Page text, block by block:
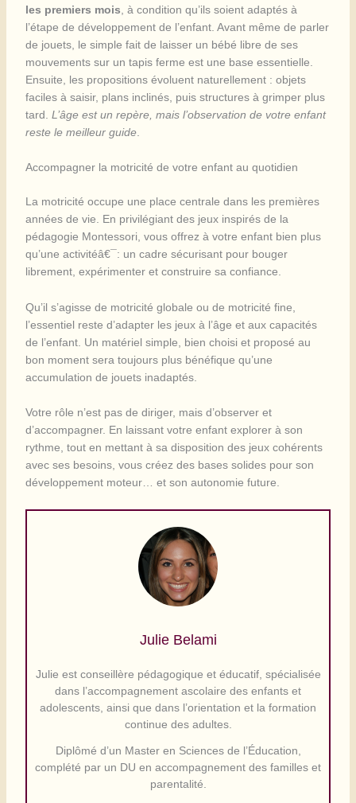
les premiers mois , à condition qu’ils soient adaptés à
l’étape de développement de l’enfant. Avant même de parler
de jouets, le simple fait de laisser un bébé libre de ses
mouvements sur un tapis ferme est une base essentielle.
Ensuite, les propositions évoluent naturellement : objets
faciles à saisir, plans inclinés, puis structures à grimper plus
tard. L’âge est un repère, mais l’observation de votre enfant
reste le meilleur guide.
Accompagner la motricité de votre enfant au quotidien
La motricité occupe une place centrale dans les premières
années de vie. En privilégiant des jeux inspirés de la
pédagogie Montessori, vous offrez à votre enfant bien plus
qu’une activitéâ€¯: un cadre sécurisant pour bouger
librement, expérimenter et construire sa confiance.
Qu’il s’agisse de motricité globale ou de motricité fine,
l’essentiel reste d’adapter les jeux à l’âge et aux capacités
de l’enfant. Un matériel simple, bien choisi et proposé au
bon moment sera toujours plus bénéfique qu’une
accumulation de jouets inadaptés.
Votre rôle n’est pas de diriger, mais d’observer et
d’accompagner. En laissant votre enfant explorer à son
rythme, tout en mettant à sa disposition des jeux cohérents
avec ses besoins, vous créez des bases solides pour son
développement moteur… et son autonomie future.
Julie Belami
Julie est conseillère pédagogique et éducatif, spécialisée
dans l’accompagnement ascolaire des enfants et
adolescents, ainsi que dans l’orientation et la formation
continue des adultes.
Diplômé d’un Master en Sciences de l’Éducation,
complété par un DU en accompagnement des familles et
parentalité.